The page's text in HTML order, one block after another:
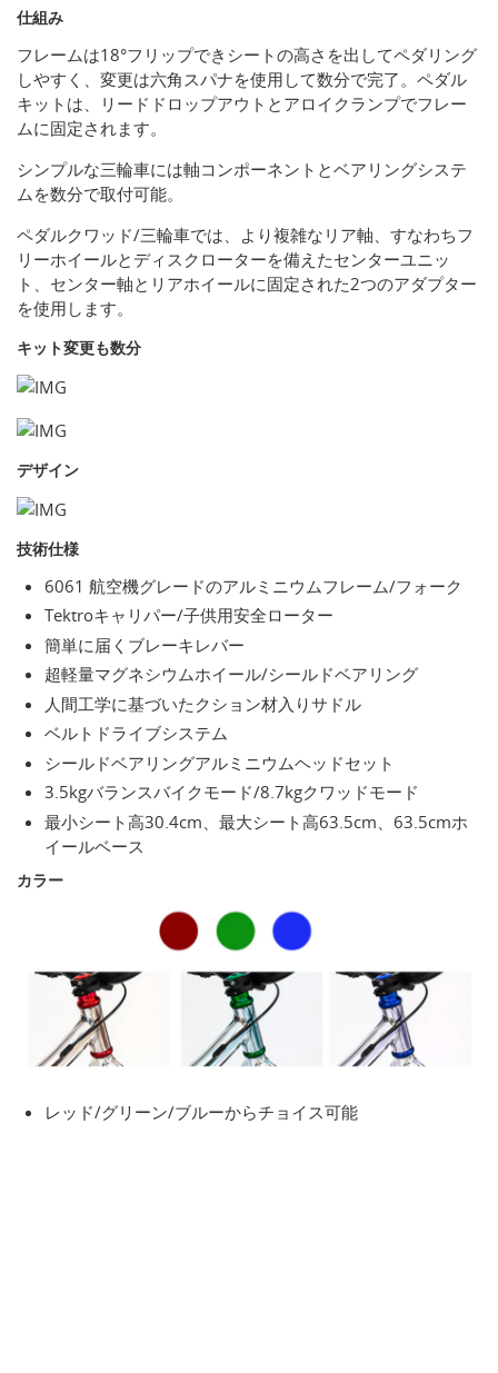
仕組み
フレームは18°フリップできシートの高さを出してペダリング
しやすく、変更は六角スパナを使用して数分で完了。ペダル
キットは、リードドロップアウトとアロイクランプでフレー
ムに固定されます。
シンプルな三輪車には軸コンポーネントとベアリングシステ
ムを数分で取付可能。
ペダルクワッド/三輪車では、より複雑なリア軸、すなわちフ
リーホイールとディスクローターを備えたセンターユニッ
ト、センター軸とリアホイールに固定された2つのアダプター
を使用します。
キット変更も数分
デザイン
技術仕様
6061 航空機グレードのアルミニウムフレーム/フォーク
Tektroキャリパー/子供用安全ローター
簡単に届くブレーキレバー
超軽量マグネシウムホイール/シールドベアリング
人間工学に基づいたクション材入りサドル
ベルトドライブシステム
シールドベアリングアルミニウムヘッドセット
3.5kgバランスバイクモード/8.7kgクワッドモード
最小シート高30.4cm、最大シート高63.5cm、63.5cmホ
イールベース
カラー
レッド/グリーン/ブルーからチョイス可能